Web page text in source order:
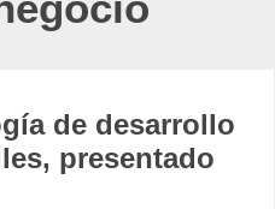
de desarrollo
presentado